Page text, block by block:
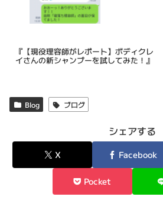
『【現役理容師がレポート】ボディクレ
イさんの新シャンプーを試してみた！』
Blog ブログ
シェアする
X Facebook
Pocket